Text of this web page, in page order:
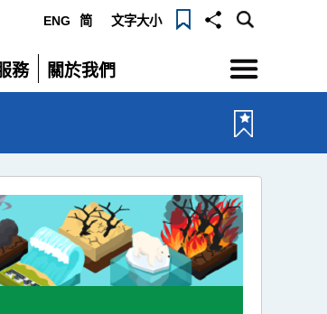
ENG 简 文字大小
務
關於我們
展
選
單